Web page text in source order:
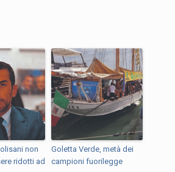
non
ridotti ad
Goletta Verde, metà dei
campioni fuorilegge